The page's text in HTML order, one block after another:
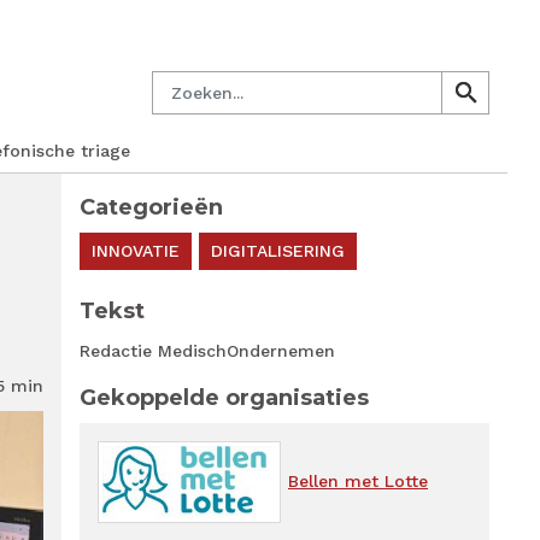
Zoeken
search
search
triage
min
Categorieën
INNOVATIE DIGITALISERING
Tekst
Redactie MedischOndernemen
Gekoppelde organisaties
Bellen met Lotte